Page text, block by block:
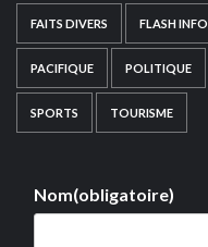
FAITS DIVERS FLASH INFO
PACIFIQUE POLITIQUE
SPORTS TOURISME
Nom(obligatoire)